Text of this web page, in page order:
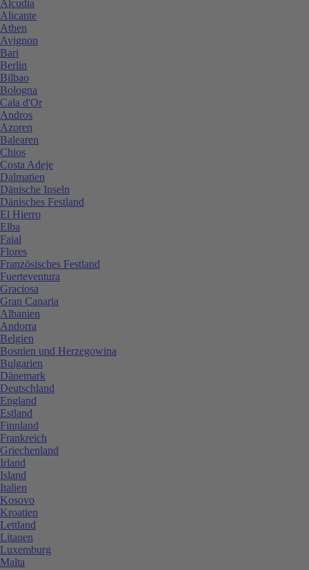
Alcudia
Alicante
Athen
Avignon
Bari
Berlin
Bilbao
Bologna
Cala d'Or
Andros
Azoren
Balearen
Chios
Costa Adeje
Dalmatien
Dänische Inseln
Dänisches Festland
El Hierro
Elba
Faial
Flores
Französisches Festland
Fuerteventura
Graciosa
Gran Canaria
Albanien
Andorra
Belgien
Bosnien und Herzegowina
Bulgarien
Dänemark
Deutschland
England
Estland
Finnland
Frankreich
Griechenland
Irland
Island
Italien
Kosovo
Kroatien
Lettland
Litauen
Luxemburg
Malta